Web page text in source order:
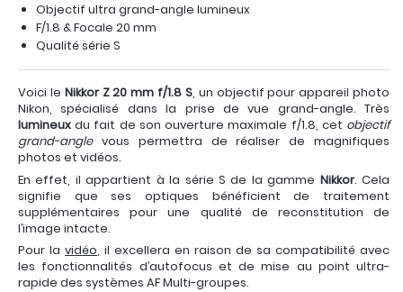
Objectif ultra grand-angle lumineux
F/1.8 & Focale 20 mm
Qualité série S
Voici le Nikkor Z 20 mm f/1.8 S, un objectif pour appareil photo
Nikon, spécialisé dans la prise de vue grand-angle. Très
lumineux du fait de son ouverture maximale f/1.8, cet objectif
grand-anglevous permettra de réaliser de magnifiques
photos et vidéos.
En effet, il appartient à la série S de la gamme Nikkor. Cela
signifie que ses optiques bénéficient de traitement
supplémentaires pour une qualité de reconstitution de
l’image intacte.
Pour la vidéo, il excellera en raison de sa compatibilité avec
les fonctionnalités d’autofocus et de mise au point ultra-
rapide des systèmes AF Multi-groupes.